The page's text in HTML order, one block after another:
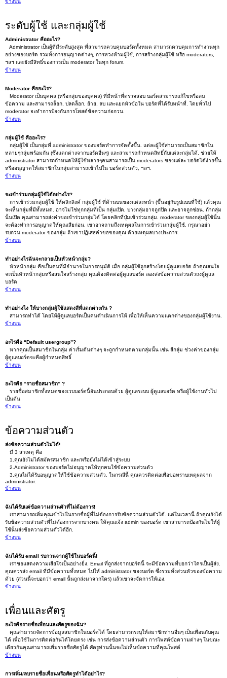
ข้างบน
ระดับผู้ใช้ และกลุ่มผู้ใช้
Administrator คืออะไร?
Administrator เป็นผู้ที่มีระดับสูงสุด ที่สามารถควบคุมบอร์ดทั้งหมด สามารถควบคุมการทำงานทุก
อย่างของบอร์ด รวมทั้งการอนุญาตต่างๆ, การหวงห้ามผู้ใช้, การสร้างกลุ่มผู้ใช้ หรือ moderators,
ฯลฯ และยังมีสิทธิ์ของการเป็น moderator ในทุก forum.
ข้างบน
Moderator คืออะไร?
Moderator เป็นบุคคล (หรือกลุ่มของบุคคล) ที่มีหน้าที่ตรวจสอบ บอร์ดสามารถแก้ไขหรือลบ
ข้อความ และสามารถล็อก, ปลดล็อก, ย้าย, ลบ และแยกหัวข้อใน บอร์ดที่ได้รับหน้าที่. โดยทั่วไป
moderator จะทำการป้องกันการโพสต์ข้อความก่อกวน.
ข้างบน
กลุ่มผู้ใช้ คืออะไร?
กลุ่มผู้ใช้ เป็นกลุ่มที่ administrator ของบอร์ดทำการจัดตั้งขึ้น. แต่ละผู้ใช้สามารถเป็นสมาชิกใน
หลายๆกลุ่มพร้อมกัน (ซึ่งแตกต่างจากบอร์ดอื่นๆ) และสามารถกำหนดสิทธิ์กับแต่ละกลุ่มได้. ช่วยให้
administrator สามารถกำหนดให้ผู้ใช้หลายๆคนสามารถเป็น moderators ของแต่ละ บอร์ดได้ง่ายขึ้น
หรืออนุญาตให้สมาชิกในกลุ่มสามารถเข้าไปใน บอร์ดส่วนตัว, ฯลฯ.
ข้างบน
จะเข้าร่วมกลุ่มผู้ใช้ได้อย่างไร?
การเข้าร่วมกลุ่มผู้ใช้ ให้คลิกลิงค์ กลุ่มผู้ใช้ ที่ด้านบนของแต่ละหน้า (ขึ้นอยู่กับรูปแบบที่ใช้) แล้วคุณ
จะเห็นกลุ่มที่มีทั้งหมด. อาจไม่ใช่ทุกกลุ่มที่เป็น กลุ่มเปิด, บางกลุ่มอาจถูกปิด และอาจถูกซ่อน. ถ้ากลุ่ม
นั้นเปิด คุณสามารถส่งคำขอเข้าร่วมกลุ่มได้ โดยคลิกที่ปุ่มเข้าร่วมกลุ่ม. moderator ของกลุ่มผู้ใช้นั้น
จะต้องทำการอนุญาตให้คุณเสียก่อน, เขาอาจถามถึงเหตุผลในการเข้าร่วมกลุ่มผู้ใช้. กรุณาอย่า
รบกวน moderator ของกลุ่ม ถ้าเขาปฏิเสธคำขอของคุณ ด้วยเหตุผลบางประการ.
ข้างบน
ทำอย่างไรฉันจะกลายเป็นหัวหน้ากลุ่ม?
หัวหน้ากลุ่ม คือเป็นคนที่มีอำนาจในการอนุมัติ เมื่อ กลุ่มผู้ใช้ถูกสร้างโดยผู้ดูแลบอร์ด ถ้าคุณสนใจ
จะเป็นหัวหน้ากลุ่มหรือสนใจสร้างกลุ่ม คุณต้องติดต่อผู้ดูแลบอร์ด ลองส่งข้อความส่วนตัวถงผู้ดูแล
บอร์ด
ข้างบน
ทำอย่างไง ให้บางกลุ่มผู้ใช้แสดงสีที่แตกต่างกัน ?
สามารถทำได้ โดยให้ผู้ดูแลบอร์ดเป็นคนดำเนินการให้ เพื่อให้เห็นความแตกต่างของกลุ่มผู้ใช้งาน.
ข้างบน
อะไรคือ “Default usergroup”?
หากคุณเป็นสมาชิกในกลุ่ม ค่าเริ่มต้นต่างๆ จะถูกกำหนดตามกลุ่มนั้น เช่น สีกลุ่ม ช่วงค่าของกลุ่ม
ผู้ดูแลบอร์ดจะคือผู้กำหนดสิทธิ์
ข้างบน
อะไรคือ “รายชื่อสมาชิก” ?
รายชื่อสมาชิกทั้งหมดของเวบบอร์ดนี้อันประกอบด้วย ผู้ดูแลระบบ ผู้ดูแลบอร์ด หรือผู้ใช้งานทั่วไป
เป็นต้น
ข้างบน
ข้อความส่วนตัว
ส่งข้อความส่วนตัวไม่ได้!
มี 3 สาเหตุ คือ
1.คุณยังไม่ได้สมัครสมาชิก และ/หรือยังไม่ได้เข้าสู่ระบบ
2.Administrator ของบอร์ดไม่อนุญาตให้ทุกคนใช้ข้อความส่วนตัว
3.คุณไม่ได้รับอนุญาตให้ใช้ข้อความส่วนตัว. ในกรณีนี้ คุณควรติดต่อเพื่อขอทราบเหตุผลจาก
administrator.
ข้างบน
ฉันได้รับแต่ข้อความส่วนตัวที่ไม่ต้องการ!
เราสามารถเพิ่มคุณเข้าไปในรายชื่อผู้ที่ไม่ต้องการรับข้อความส่วนตัวได้. แต่ในเวลานี้ ถ้าคุณยังได้
รับข้อความส่วนตัวที่ไม่ต้องการจากบางคน ให้คุณแจ้ง admin ของบอร์ด เขาสามารถป้องกันไม่ให้ผู้
ใช้นั้นส่งข้อความส่วนตัวได้อีก.
ข้างบน
ฉันได้รับ email รบกวนจากผู้ใช้ในบอร์ดนี้!
เราขอแสดงความเสียใจเป็นอย่างยิ่ง. Email ที่ถูกส่งจากบอร์ดนี้ จะมีข้อความที่บอกว่าใครเป็นผู้ส่ง.
คุณควรส่ง email ที่มีข้อความทั้งหมด ไปให้ administrator ของบอร์ด ซึ่งรวมทั้งส่วนหัวของข้อความ
ด้วย (ส่วนนี้จะบอกว่า email นั้นถูกส่งมาจากใคร) แล้วเขาจะจัดการให้เอง.
ข้างบน
เพื่อนและศัตรู
อะไรคือรายชื่อเพื่อนและศัตรูของฉัน?
คุณสามารถจัดการข้อมูลสมาชิกในบอร์ดได้ โดยสามารถระบุให้สมาชิกท่านอื่นๆ เป็นเพื่อนกับคุณ
ได้ เพื่อใช้ในการติดต่อกันได้โดยตรง เช่น การส่งข้อความส่วนตัว การโพสต์ข้อความต่างๆ ในขณะ
เดียวกันคุณสามารถเพิ่มรายชื่อศัตรูได้ ศัตรูท่านนั้นจะไม่เห็นข้อความที่คุณโพสต์
ข้างบน
การเพิ่ม/ลบรายชื่อเพื่อนหรือศัตรูทำได้อย่าไร?